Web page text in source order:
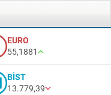
EURO
55,1881
BİST
13.779,39